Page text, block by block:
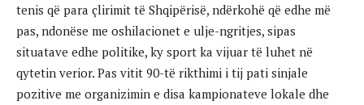
tenis që para çlirimit të Shqipërisë, ndërkohë që edhe më
pas, ndonëse me oshilacionet e ulje-ngritjes, sipas
situatave edhe politike, ky sport ka vijuar të luhet në
qytetin verior. Pas vitit 90-të rikthimi i tij pati sinjale
pozitive me organizimin e disa kampionateve lokale dhe